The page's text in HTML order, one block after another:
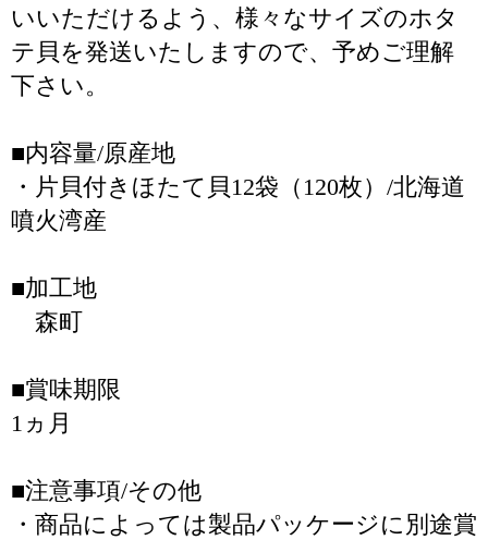
いいただけるよう、様々なサイズのホタ
テ貝を発送いたしますので、予めご理解
下さい。
■内容量/原産地
・片貝付きほたて貝12袋（120枚）/北海道
噴火湾産
■加工地
森町
■賞味期限
1ヵ月
■注意事項/その他
・商品によっては製品パッケージに別途賞